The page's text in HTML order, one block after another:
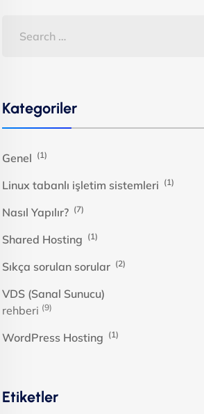
Kategoriler
Genel (1)
Linux tabanlı işletim sistemleri (1)
Nasıl Yapılır? (7)
Shared Hosting (1)
Sıkça sorulan sorular (2)
VDS (Sanal Sunucu)
rehberi (9)
WordPress Hosting (1)
Etiketler